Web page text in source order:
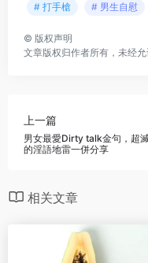
# 打手槍
# 男生自慰
© 版权声明
文章版权归作者所有，未经允
上一篇
男女最愛Dirty talk金句，超
的淫語地雷一併分享
相关文章